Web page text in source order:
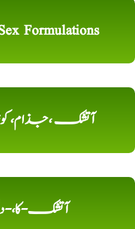
Formulations
آتشک ،جذام،
آتشک-کا،-